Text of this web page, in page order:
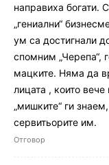
направиха богати.
„гениални“
ум са достигнали
спомним „Черепа“,
мацките. Няма да
лицата , които
„мишките“ ги
сервитьорите им.
Отговор